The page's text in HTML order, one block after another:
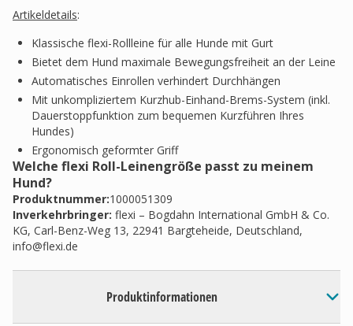
Artikeldetails:
Klassische flexi-Rollleine für alle Hunde mit Gurt
Bietet dem Hund maximale Bewegungsfreiheit an der Leine
Automatisches Einrollen verhindert Durchhängen
Mit unkompliziertem Kurzhub-Einhand-Brems-System (inkl.
Dauerstoppfunktion zum bequemen Kurzführen Ihres
Hundes)
Ergonomisch geformter Griff
Welche flexi Roll-Leinengröße passt zu meinem
Hund?
Produktnummer:1000051309
Inverkehrbringer: flexi – Bogdahn International GmbH & Co.
KG, Carl-Benz-Weg 13, 22941 Bargteheide, Deutschland,
info@flexi.de
Produktinformationen